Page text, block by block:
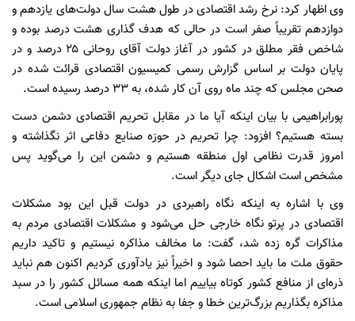
وی اظهار کرد: نرخ رشد اقتصادی در طول هشت سال دولت‌های یازدهم و
دوازدهم تقریباً صفر است در حالی که هدف گذاری هشت درصد بوده و
شاخص فقر مطلق در کشور در آغاز دولت آقای روحانی ۲۵ درصد و در
پایان دولت بر اساس گزارش رسمی کمیسیون اقتصادی قرائت شده در
صحن مجلس که چند ماه روی آن کار شده، به ۳۳ درصد رسیده است.
پورابراهیمی با بیان اینکه آیا ما در مقابل تحریم اقتصادی دشمن دست
بسته هستیم؟ افزود: چرا تحریم در حوزه صنایع دفاعی اثر نگذاشته و
امروز قدرت نظامی اول منطقه هستیم و دشمن این را می‌گوید پس
مشخص است اشکال جای دیگر است.
وی با اشاره به اینکه نگاه راهبردی در دولت قبل این بود مشکلات
اقتصادی در پرتو نگاه خارجی حل می‌شود و مشکلات اقتصادی مردم به
مذاکرات گره زده شد، گفت: ما مخالف مذاکره نیستیم و تاکید داریم
حقوق ملت ما باید احصا شود و اخیراً نیز یادآوری کردیم اکنون هم نباید
ذره‌ای از منافع کشور کوتاه بیاییم اما اینکه همه مسائل کشور را در سبد
مذاکره بگذاریم بزرگ‌ترین خطا و جفا به نظام جمهوری اسلامی است.